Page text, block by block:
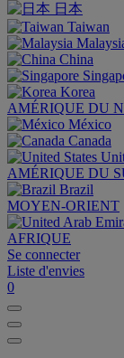
日本
Taiwan
China
Korea
AMÉRIQUE DU
México
Canada
AMÉRIQUE DU
Brazil
MOYEN-ORIENT
AFRIQUE
Se connecter
Liste d'envies
0